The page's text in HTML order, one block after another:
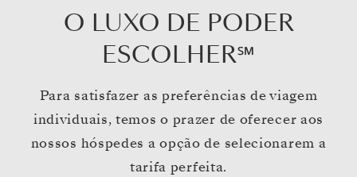
O LUXO DE PODER
ESCOLHER℠
Para satisfazer as preferências de viagem
individuais, temos o prazer de oferecer aos
nossos hóspedes a opção de selecionarem a
tarifa perfeita.